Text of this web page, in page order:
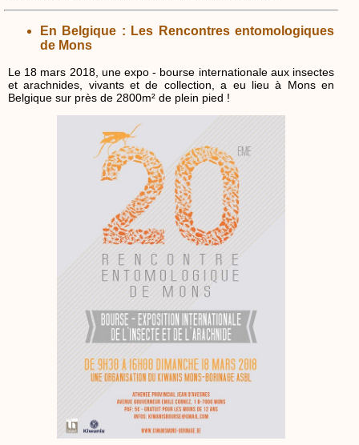
En Belgique : Les Rencontres entomologiques
de Mons
Le 18 mars 2018, une expo - bourse internationale aux insectes
et arachnides, vivants et de collection, a eu lieu à Mons en
Belgique sur près de 2800m² de plein pied !